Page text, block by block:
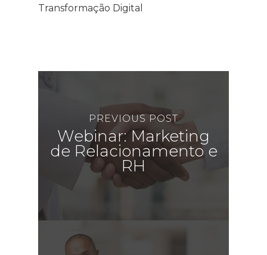
Transformação Digital
PREVIOUS POST
Webinar: Marketing
de Relacionamento e
RH